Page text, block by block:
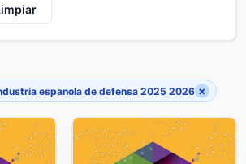
espanola de defensa 2025 2026 ×